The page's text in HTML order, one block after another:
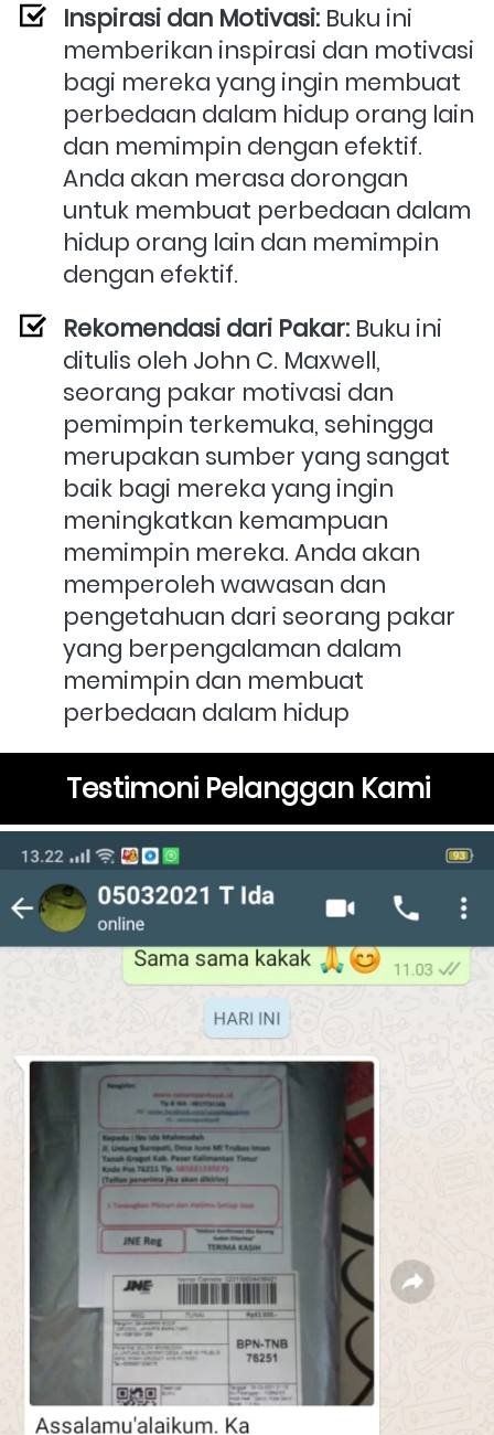
Inspirasi dan Motivasi: Buku ini
memberikan inspirasi dan motivasi
bagi mereka yang ingin membuat
perbedaan dalam hidup orang lain
dan memimpin dengan efektif.
Anda akan merasa dorongan
untuk membuat perbedaan dalam
hidup orang lain dan memimpin
dengan efektif.
Rekomendasi dari Pakar: Buku ini
ditulis oleh John C. Maxwell,
seorang pakar motivasi dan
pemimpin terkemuka, sehingga
merupakan sumber yang sangat
baik bagi mereka yang ingin
meningkatkan kemampuan
memimpin mereka. Anda akan
memperoleh wawasan dan
pengetahuan dari seorang pakar
yang berpengalaman dalam
memimpin dan membuat
perbedaan dalam hidup
Testimoni Pelanggan Kami